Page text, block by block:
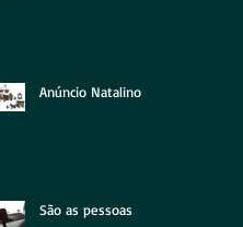
Anúncio Natalino
São as pessoas